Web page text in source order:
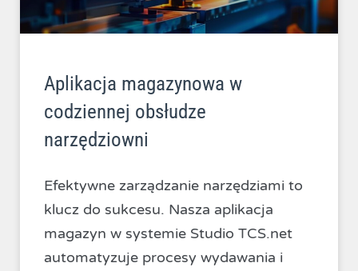
Aplikacja magazynowa w
codziennej obsłudze
narzędziowni
Efektywne zarządzanie narzędziami to
klucz do sukcesu. Nasza aplikacja
magazyn w systemie Studio TCS.net
automatyzuje procesy wydawania i